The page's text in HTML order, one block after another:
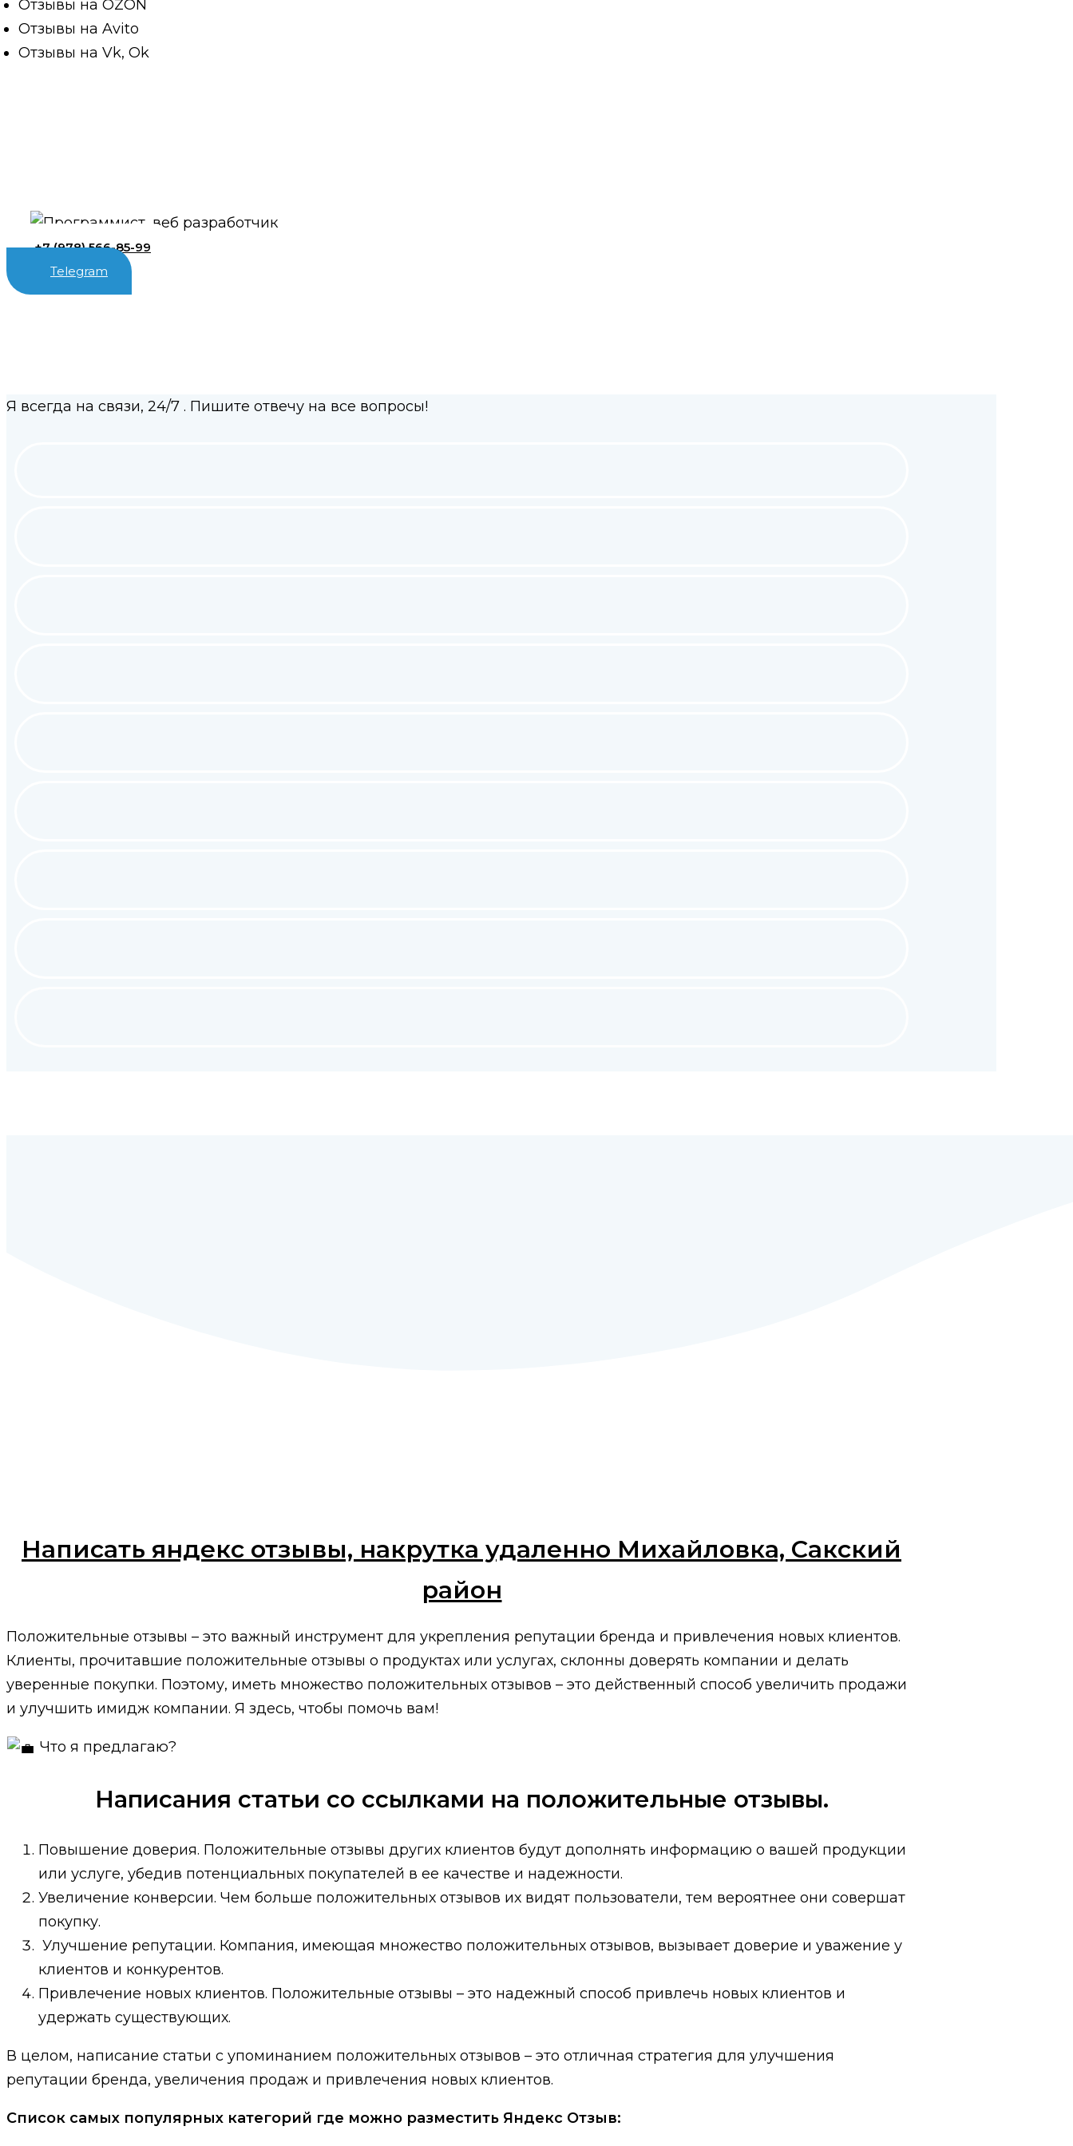
Отзывы на OZON
Отзывы на Avito
Отзывы на Vk, Ok
+7 (978) 566-85-99
Telegram
Я всегда на связи, 24/7 . Пишите отвечу на все вопросы!
Написать яндекс отзывы, накрутка удаленно Михайловка, Сакский
район
Положительные отзывы – это важный инструмент для укрепления репутации бренда и привлечения новых клиентов.
Клиенты, прочитавшие положительные отзывы о продуктах или услугах, склонны доверять компании и делать
уверенные покупки. Поэтому, иметь множество положительных отзывов – это действенный способ увеличить продажи
и улучшить имидж компании. Я здесь, чтобы помочь вам!
Что я предлагаю?
Написания статьи со ссылками на положительные отзывы.
Повышение доверия. Положительные отзывы других клиентов будут дополнять информацию о вашей продукции
или услуге, убедив потенциальных покупателей в ее качестве и надежности.
Увеличение конверсии. Чем больше положительных отзывов их видят пользователи, тем вероятнее они совершат
покупку.
Улучшение репутации. Компания, имеющая множество положительных отзывов, вызывает доверие и уважение у
клиентов и конкурентов.
Привлечение новых клиентов. Положительные отзывы – это надежный способ привлечь новых клиентов и
удержать существующих.
В целом, написание статьи с упоминанием положительных отзывов – это отличная стратегия для улучшения
репутации бренда, увеличения продаж и привлечения новых клиентов.
Список самых популярных категорий где можно разместить Яндекс Отзыв: